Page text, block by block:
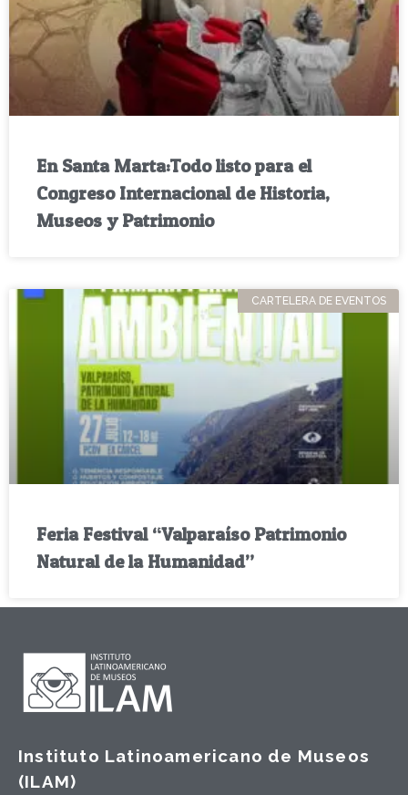
En Santa Marta:Todo listo para el
Congreso Internacional de Historia,
Museos y Patrimonio
CARTELERA DE EVENTOS
Feria Festival “Valparaíso Patrimonio
Natural de la Humanidad”
Instituto Latinoamericano de Museos
(ILAM)